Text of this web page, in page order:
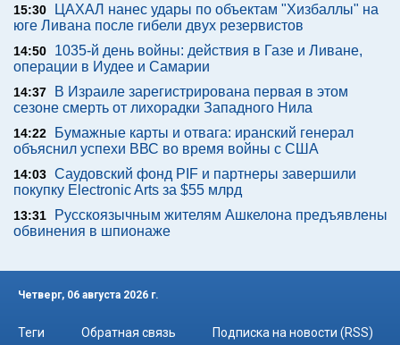
15:30
ЦАХАЛ нанес удары по объектам "Хизбаллы" на
юге Ливана после гибели двух резервистов
14:50
1035-й день войны: действия в Газе и Ливане,
операции в Иудее и Самарии
14:37
В Израиле зарегистрирована первая в этом
сезоне смерть от лихорадки Западного Нила
14:22
Бумажные карты и отвага: иранский генерал
объяснил успехи ВВС во время войны с США
14:03 Саудовский фонд PIF и партнеры завершили
покупку Electronic Arts за $55 млрд
13:31
Русскоязычным жителям Ашкелона предъявлены
обвинения в шпионаже
Четверг, 06 августа 2026 г.
Теги Обратная связь Подписка на новости (RSS)